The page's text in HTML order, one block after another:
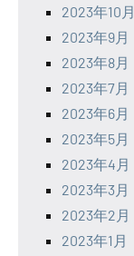
2023年10月
2023年9月
2023年8月
2023年7月
2023年6月
2023年5月
2023年4月
2023年3月
2023年2月
2023年1月